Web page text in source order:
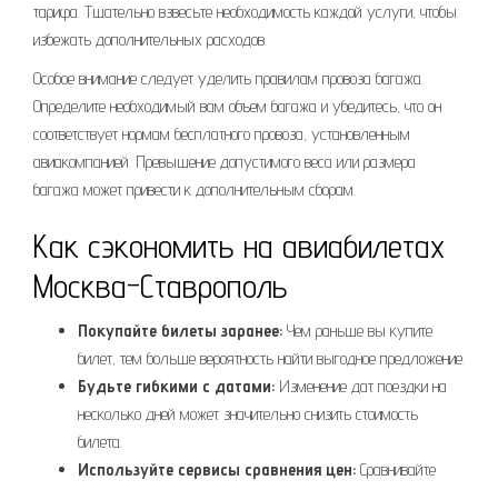
тарифа. Тщательно взвесьте необходимость каждой услуги, чтобы
избежать дополнительных расходов.
Особое внимание следует уделить правилам провоза багажа.
Определите необходимый вам объем багажа и убедитесь, что он
соответствует нормам бесплатного провоза, установленным
авиакомпанией. Превышение допустимого веса или размера
багажа может привести к дополнительным сборам.
Как сэкономить на авиабилетах
Москва-Ставрополь
Покупайте билеты заранее: Чем раньше вы купите
билет, тем больше вероятность найти выгодное предложение.
Будьте гибкими с датами: Изменение дат поездки на
несколько дней может значительно снизить стоимость
билета.
Используйте сервисы сравнения цен: Сравнивайте